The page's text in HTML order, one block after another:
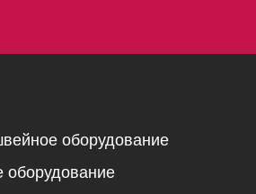
оборудование